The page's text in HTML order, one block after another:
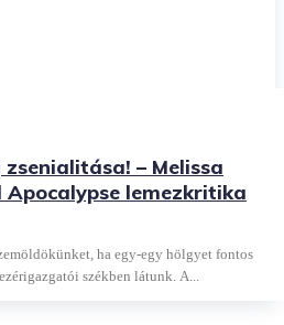
– Melissa
Apocalypse lemezkritika
ha egy-egy hölgyet fontos
székben látunk. A...